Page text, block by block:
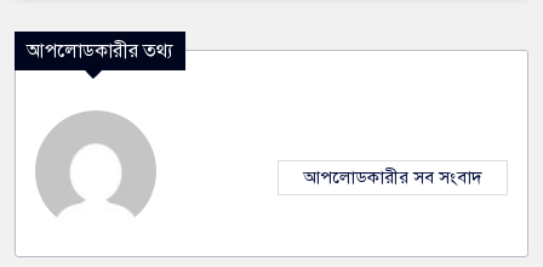
আপলোডকারীর তথ্য
আপলোডকারীর সব সংবাদ